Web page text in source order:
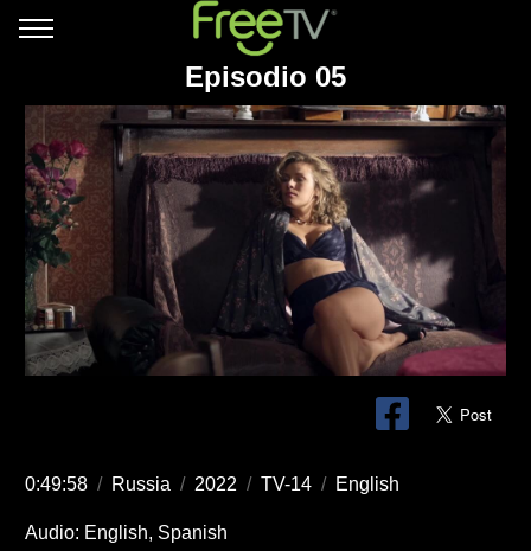
Episodio 05
0:49:58 / Russia / 2022 / TV-14 / English
Audio: English, Spanish